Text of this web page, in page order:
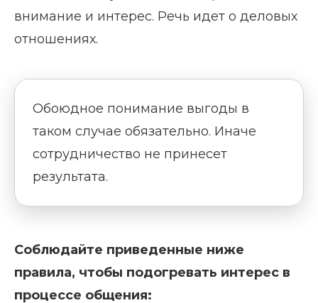
внимание и интерес. Речь идет о деловых
отношениях.
Обоюдное понимание выгоды в
таком случае обязательно. Иначе
сотрудничество не принесет
результата.
Соблюдайте приведенные ниже
правила, чтобы подогревать интерес в
процессе общения: